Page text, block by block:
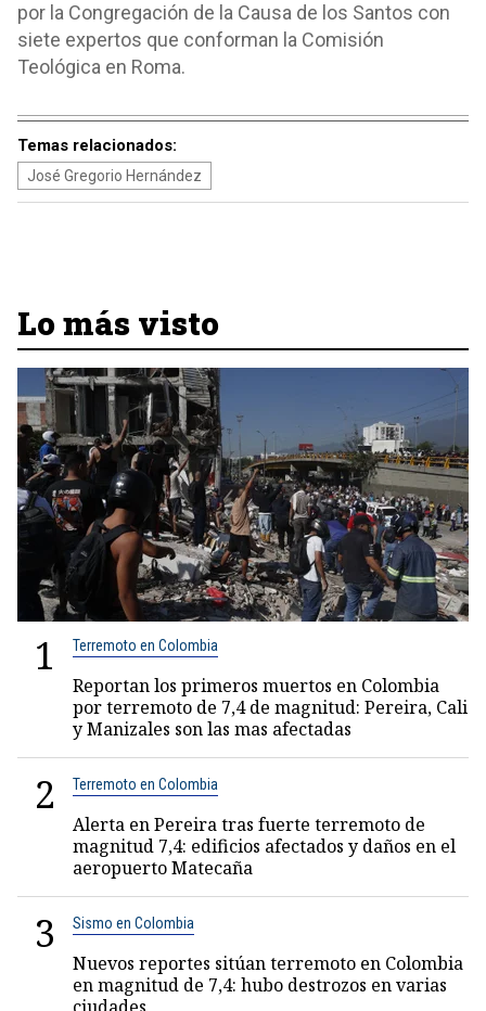
por la Congregación de la Causa de los Santos con
siete expertos que conforman la Comisión
Teológica en Roma.
Temas relacionados:
José Gregorio Hernández
Lo más visto
1 Terremoto en Colombia
Reportan los primeros muertos en Colombia
por terremoto de 7,4 de magnitud: Pereira, Cali
y Manizales son las mas afectadas
2 Terremoto en Colombia
Alerta en Pereira tras fuerte terremoto de
magnitud 7,4: edificios afectados y daños en el
aeropuerto Matecaña
3 Sismo en Colombia
Nuevos reportes sitúan terremoto en Colombia
en magnitud de 7,4: hubo destrozos en varias